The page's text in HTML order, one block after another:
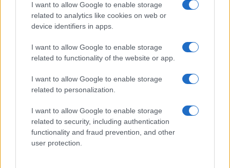
I want to allow Google to enable storage
related to analytics like cookies on web or
device identifiers in apps.
I want to allow Google to enable storage
related to functionality of the website or app.
I want to allow Google to enable storage
related to personalization.
I want to allow Google to enable storage
related to security, including authentication
functionality and fraud prevention, and other
user protection.
I nostri cari
Giovannimaria Cabras